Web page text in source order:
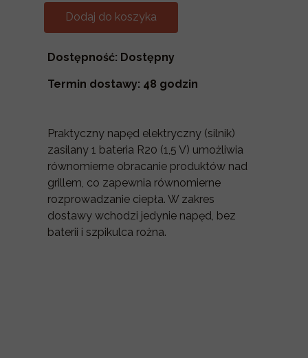
Dostępność: Dostępny
Termin dostawy: 48 godzin
Dodaj do koszyka
Praktyczny napęd elektryczny (silnik)
zasilany 1 bateria R20 (1,5 V) umożliwia
równomierne obracanie produktów nad
grillem, co zapewnia równomierne
rozprowadzanie ciepła. W zakres
dostawy wchodzi jedynie napęd, bez
baterii i szpikulca rożna.